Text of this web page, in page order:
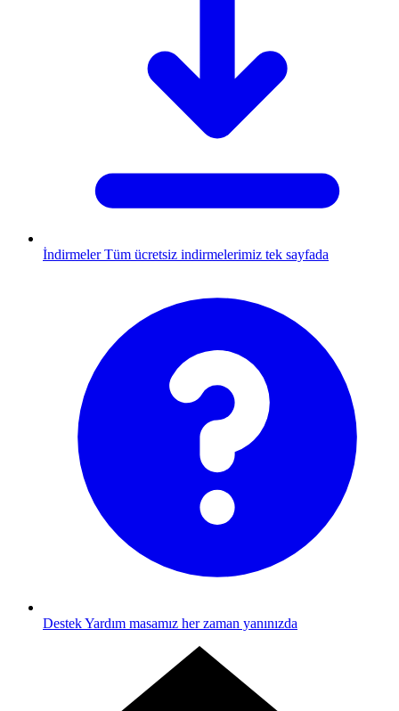
İndirmeler Tüm ücretsiz indirmelerimiz tek sayfada
DestekYardım masamız her zaman yanınızda